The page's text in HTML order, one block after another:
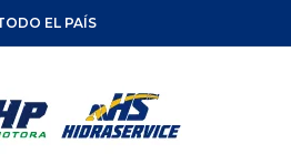
EL PAÍS